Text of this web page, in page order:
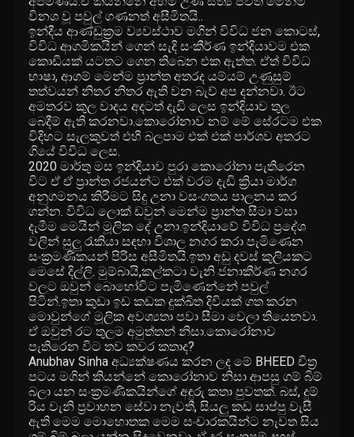
විනශ වූ පවුල් ගණනත් අසීමිතයි..
ඉන්දීය ආණ්ඩුක්‍රම ව්‍යවස්ථාව මගින් විවිධ ජන කොටස්,
විවිධ ආගමිකයින් ගෙන් සැදි සංකීර්ණ ඉන්දියාවම එක
කොඩියක් යටතට ගෙන තිබෙන එක ඇත්ත. ඒත් විවිධ
භාෂා, ආගම් මෙන්ම ප්‍රාන්ත අතරද යම්යම් උණුසුම්
තත්වයන් නිතර නිතර ඇති වන බැව් අප දන්නවා. ඊට
අමතරව කුල වාදය අදටත් දැඩි ලෙස ඉන්දියාව තුල
බෙදීම් ඇති කරනවා.කොරෝනාව නම් මේ සේරටම එක
විදිහට සැලකුවත් එහි බලපාම එක් එක් පාර්ශව අතරට
ගියේ විවිධ ලෙස.
2020 මාර්තු මස ඉන්දියාව පුරා කොරෝනා පැතිරෙන
විට ඒ ඒ ප්‍රාන්ත රජයන්ට එක් වරම දැඩි ක්‍රියා මාර්ග
අනුගමනය කිරීමට සිදු උනා වසංගතය පාලනය කර
ගන්න. විවිධ ලොක් ඩවුන් මෙන්ම ප්‍රාන්ත සීමා වසා
දැමීම මෙයින් මූලික දේ උනා.ඉන්දියාවේ විවිධ ප්‍රදේශ
වලින් සුලු රැකියා සඳහා විශාල නගර කරා පැමිණෙන
සංක්‍රමණිකයන් පිරිස අසීමිතයි.ඉතා අඩු දවස් කුලියකට
මෙසේ දිල්ලි. මුම්බායි,කල්කටා වැනි ජනාකීර්ණ නගර
වලට ඔවුන් බොහෝවිට පැමිණෙන්නේ පවුල්
පිටින්.ඉතා කුඩා ඉඩ කඩක දුක්ඛිත දිවියක් ගත කරන
මොවුන්ගේ මූලික අවශ්‍යතා පවා සීමා වෙලා තියෙනවා.
ඒ ඔවුන් රට තුලම අමුත්තන් නිසා.කොරෝනාව
පැතිරෙන විට තව කවර කතාද?
Anubhav Sinha අධ්‍යක්ෂණය කරන ලද මේ BHEED චිත්‍ර
පටය මගින් කියන්නේ කොරෝනාව නිසා ආපසු ගම් බිම්
බලා යන සංක්‍රමණිකයින්ගේ අඳුරු කතා පුවතක්. බස්, දුම්‍
රිය වැනි ප්‍රවාහන සේවා නැවතී, සියලු කඩ සාප්පු වැසී
ඇති මෙම මොහොතක මෙම සංචාරකයින්ට නැවත සිය